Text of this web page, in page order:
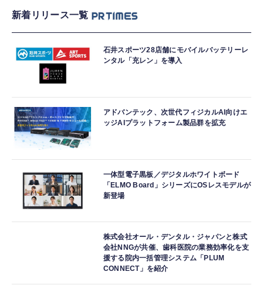
新着リリース一覧
石井スポーツ28店舗にモバイルバッテリーレ
ンタル「充レン」を導入
アドバンテック、次世代フィジカルAI向けエ
ッジAIプラットフォーム製品群を拡充
一体型電子黒板／デジタルホワイトボード
「ELMO Board」シリーズにOSレスモデルが
新登場
株式会社オール・デンタル・ジャパンと株式
会社NNGが共催、歯科医院の業務効率化を支
援する院内一括管理システム「PLUM
CONNECT」を紹介